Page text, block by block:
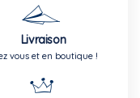
Livraison
vous et en boutique !